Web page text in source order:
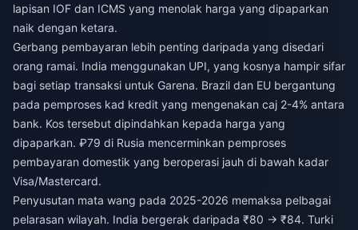
lapisan IOF dan ICMS yang menolak harga yang dipaparkan
naik dengan ketara.
Gerbang pembayaran lebih penting daripada yang disedari
orang ramai. India menggunakan UPI, yang kosnya hampir sifar
bagi setiap transaksi untuk Garena. Brazil dan EU bergantung
pada pemproses kad kredit yang mengenakan caj 2-4% antara
bank. Kos tersebut dipindahkan kepada harga yang
dipaparkan. ₽79 di Rusia mencerminkan pemproses
pembayaran domestik yang beroperasi jauh di bawah kadar
Visa/Mastercard.
Penyusutan mata wang pada 2025-2026 memaksa pelbagai
pelarasan wilayah. India bergerak daripada ₹80 → ₹84. Turki